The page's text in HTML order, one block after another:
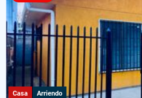
Casa Arriendo